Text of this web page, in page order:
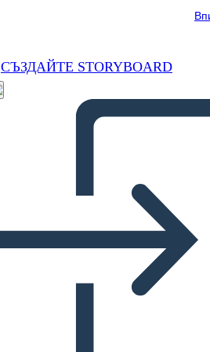
СЪЗДАЙТЕ STORYBOARD